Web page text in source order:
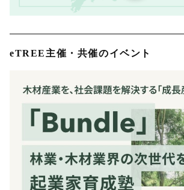
eTREE主催・共催のイベント